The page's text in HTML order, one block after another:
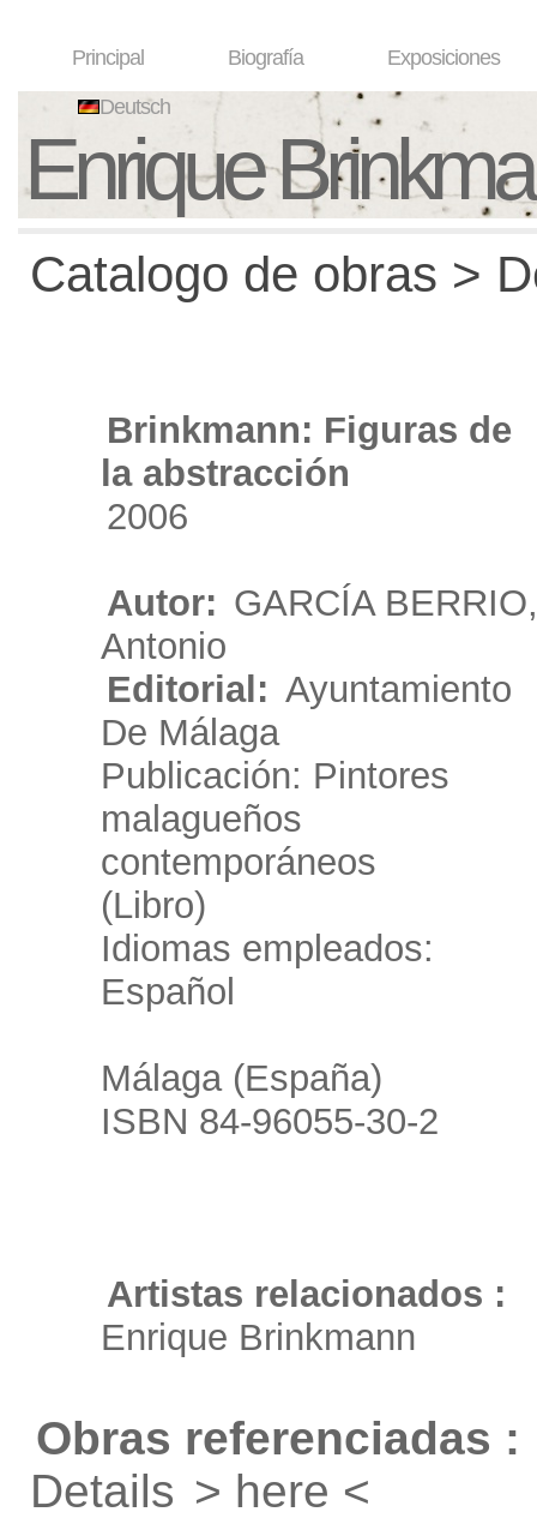
Principal Biografía Exposiciones
Deutsch
Enrique
Catalogo de obras >
Brinkmann: Figuras de
la abstracción
2006
Autor: GARCÍA
Antonio
Editorial: Ayuntamiento
De Málaga
Publicación: Pintores
malagueños
contemporáneos
(Libro)
Idiomas empleados:
Español
Málaga (España)
ISBN 84-96055-30-2
Artistas relacionados :
Enrique Brinkmann
Obras referenciadas :
Details > here <